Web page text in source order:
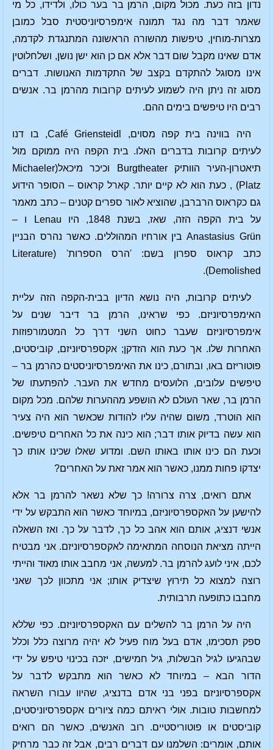
נדון בזה כעת. מכול מקום, הרמן בר בער כולו, ולדידו, כל מי
שאמר דבר מה נגד תמונה אימפרסיוניסטית סבל כמובן
מצרות-מוחין, טיפשות מהשורה הראשונה המתנגדת לקדמה,
אדם שאינו מקבל שום דבר אלא אם כן הוא ישן נושן, ושלחלוטין
אינו מסוגל להתקדם בקצב של התקדמות האנושות. דברים
מסוג זה ניתן היה לשמוע לעיתים קרובות מהרמן בר. אנשים
רבים היו טיפשים בימים ההם.
היה בווינה בית קפה מסוים, Café Griensteidl, בו דנו
לעיתים קרובות בדברים האלו. בית הקפה היה ממוקם מול
תיאטרון-העיר הוותיק Burgtheater וכיכר מיכאל(Michaeler
Platz) , כעת הוא לא קיים יותר. קארל קראוס – הסופר הידוע
גם כקראוס הרברבן, שהוציא לאור ספרים קטנים – כתב מאמר
על בית הקפה הזה, שאז, בשנת 1848, היו Lenau ו –
Anastasius Grün בין אורחיו המהוללים. כאשר נהרס הבניין
כתב קראוס ספרון בשם: 'הרס הספרות' (Literature
Demolished).
לעיתים קרובות, היה נושא הדיון בבית-הקפה הזה עליית
האימפרסיוניזם. כפי שראינו, הרמן בר דיבר שנים על
אימפרסיוניזם שעבר כחוט השני דרך כל המטמורפוזות
האחרות שלו. אך כעת הוא הזדקן; אקספרסיוניזם, קוביסטים,
פוטוריזם באו, ובתורם, כינו את האימפרסיוניסטים כהרמן בר –
טיפשים עלובים, הלועסים מחדש את העבר. להפתעתו של
הרמן בר, שאר העולם לא הושפע מההערות שלהם. מכל מקום
הוא הוטרד, משום שהיה עליו להודות שכאשר הוא היה צעיר
הוא עשה בדיוק אותו דבר; הוא כינה את כל האחרים טיפשים.
וכעת הם כינו אותו באותו השם. ומדוע שאלו שכינו אותו כך
יצדקו פחות ממנו, כאשר הוא אמר זאת על האחרים?
אתם רואים, צרה צרורה! כך שלא נשאר להרמן בר אלא
להישען על האקספרסיוניזם, במיוחד כאשר הוא התבקש על ידי
אנשי דנציג, אותם הוא אהב כל כך, לדבר על כך. ואז השאלה
הייתה מציאת הנוסחה המתאימה לאקספרסיוניזם. אני מבטיח
לכם, איני לועג להרמן בר. למעשה, אני מחבב אותו מאוד והייתי
רוצה למצוא כל תירוץ שיצדיק אותו; אני מתכוון לכך שאני
מחבבו כתופעה תרבותית.
היה על הרמן בר להשלים עם האקספרסיוניזם. כפי שללא
ספק תסכימו, אדם בעל מוח פעיל לא יהיה מרוצה כלל וכלל
שבהגיעו לגיל הבשלות, גיל חמישים, יזכה בכינוי טיפש על ידי
הדור הבא – במיוחד לא כאשר הוא מתבקש לדבר על
אקספרסיוניזם בפני בני אדם בדנציג, שהיוו עבורו השראה
למחשבות טובות. אולי ראיתם כמה ציורים אקספרסיוניסטים,
קוביסטים או פוטוריסטיים. רוב האנשים, כאשר הם רואים
אותם, אומרים: השלמנו עם דברים רבים, אבל זה כבר מרחיק